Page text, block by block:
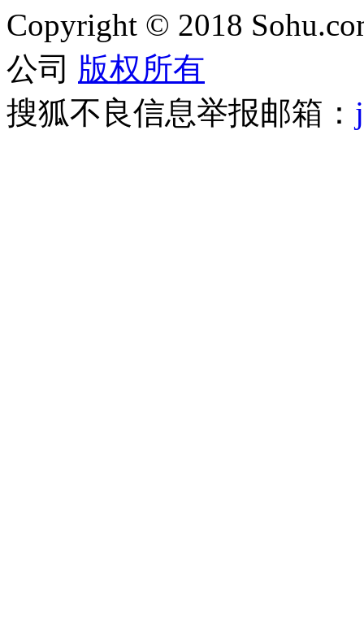
Copyright © 2018
公司 版权所有
搜狐不良信息举报邮箱：